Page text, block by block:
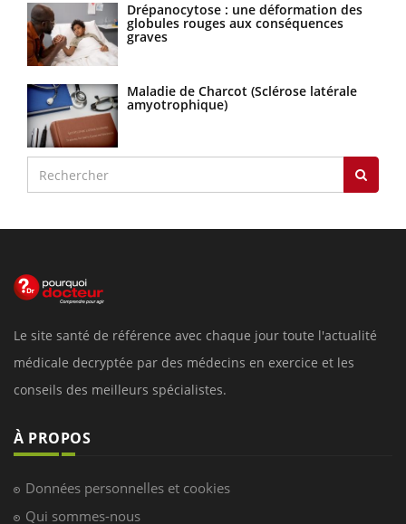
Drépanocytose : une déformation des
globules rouges aux conséquences
graves
Maladie de Charcot (Sclérose latérale
amyotrophique)
Le site santé de référence avec chaque jour toute l'actualité
médicale decryptée par des médecins en exercice et les
conseils des meilleurs spécialistes.
À PROPOS
Données personnelles et cookies
Qui sommes-nous